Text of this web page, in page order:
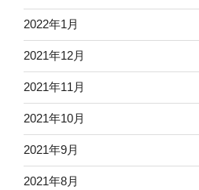
2022年1月
2021年12月
2021年11月
2021年10月
2021年9月
2021年8月